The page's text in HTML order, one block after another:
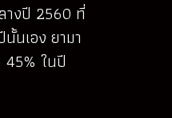
างปี 2560 ที่
นเอง ยามา
45% ในปี